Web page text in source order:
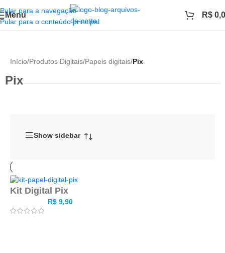
Pular para a navegação
Pular para o conteúdo principal
Menu R$
Início/Produtos Digitais/Papeis digitais/Pix
Pix
Show sidebar
Kit Digital Pix
R$9,90